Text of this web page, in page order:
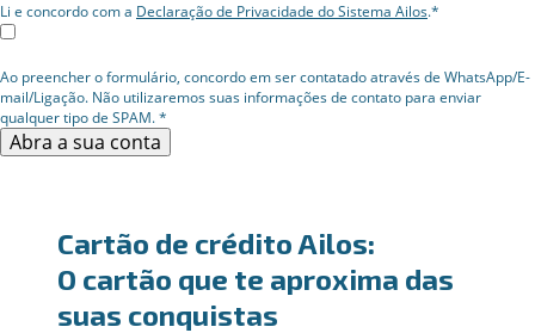
Li e concordo com a Declaração de Privacidade do Sistema Ailos.*
Ao preencher o formulário, concordo em ser contatado através de WhatsApp/E-
mail/Ligação. Não utilizaremos suas informações de contato para enviar
qualquer tipo de SPAM. *
Abra a sua conta
Cartão de crédito Ailos:
O cartão que te aproxima das
suas conquistas